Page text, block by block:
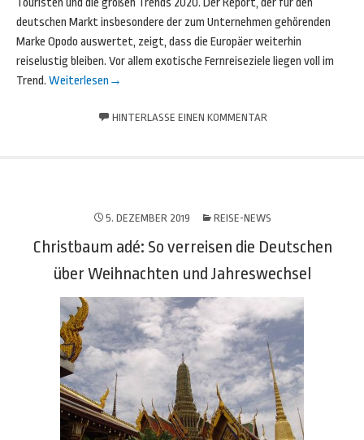
Touristen und die großen Trends 2020. Der Report, der für den
deutschen Markt insbesondere der zum Unternehmen gehörenden
Marke Opodo auswertet, zeigt, dass die Europäer weiterhin
reiselustig bleiben. Vor allem exotische Fernreiseziele liegen voll im
Trend. Weiterlesen →
HINTERLASSE EINEN KOMMENTAR
5. DEZEMBER 2019 REISE-NEWS
Christbaum adé: So verreisen die Deutschen
über Weihnachten und Jahreswechsel